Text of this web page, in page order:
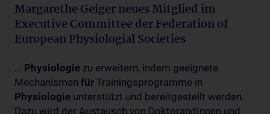
Margarethe Geiger neues Mitglied im
Executive Committee der Federation of
European Physiologial Societies
... Physiologie zu erweitern, indem geeignete
Mechanismen für Trainingsprogramme in
Physiologie unterstützt und bereitgestellt werden.
Dazu wird der Austausch von DoktorandInnen und